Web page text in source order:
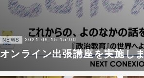
NEWS 2021.09.15 15:00
オンライン出張講座を実施し